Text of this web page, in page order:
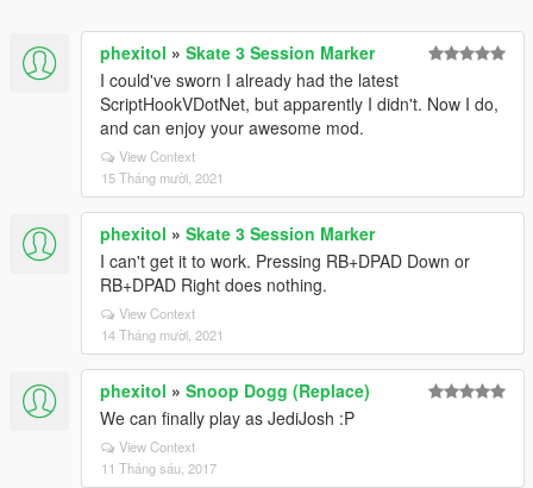
phexitol » Skate 3 Session Marker
I could've sworn I already had the latest
ScriptHookVDotNet, but apparently I didn't. Now I do,
and can enjoy your awesome mod.
View Context
15 Tháng mười, 2021
phexitol » Skate 3 Session Marker
I can't get it to work. Pressing RB+DPAD Down or
RB+DPAD Right does nothing.
View Context
14 Tháng mười, 2021
phexitol » Snoop Dogg (Replace)
We can finally play as JediJosh :P
View Context
11 Tháng sáu, 2017